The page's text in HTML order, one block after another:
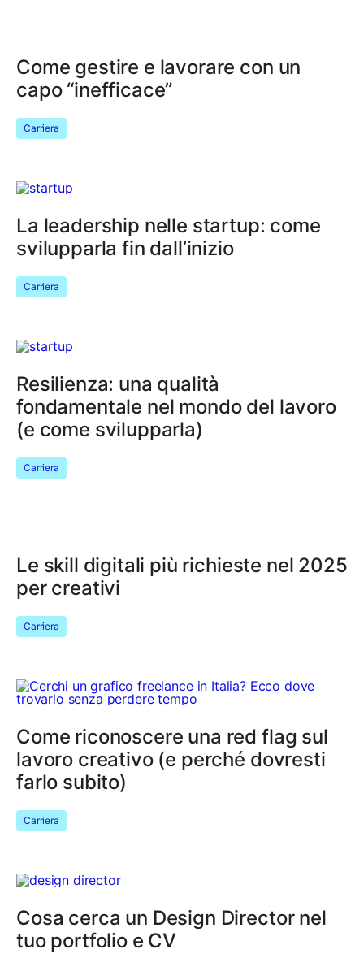
Come gestire e lavorare con un
capo “inefficace”
Carriera
La leadership nelle startup: come
svilupparla fin dall’inizio
Carriera
Resilienza: una qualità
fondamentale nel mondo del lavoro
(e come svilupparla)
Carriera
Le skill digitali più richieste nel 2025
per creativi
Carriera
Come riconoscere una red flag sul
lavoro creativo (e perché dovresti
farlo subito)
Carriera
Cosa cerca un Design Director nel
tuo portfolio e CV